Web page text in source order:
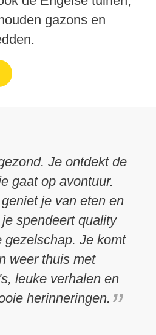
gazons en
Je ontdekt de
gaat op avontuur.
je van eten en
spendeert quality
gezelschap. Je komt
weer thuis met
leuke verhalen en
herinneringen.